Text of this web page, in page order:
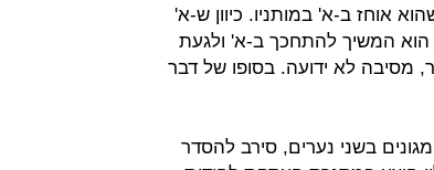
אוחז ב-א' במותניו. כיוון ש-א'
הוא המשיך להתחכך ב-א' ולגעת
מסיבה לא ידועה. בסופו של דבר
בשני נערים, סירב להסדר